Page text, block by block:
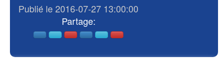
Publié le 2016-07-27 13:00:00
Partage: